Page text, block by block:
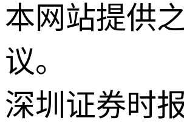
本网站提供
议。
深圳证券时